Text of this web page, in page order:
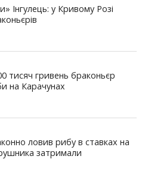
Інгулець: у Кривому Розі
тисяч гривень браконьєр
на Карачунах
ловив рибу в ставках на
затримали